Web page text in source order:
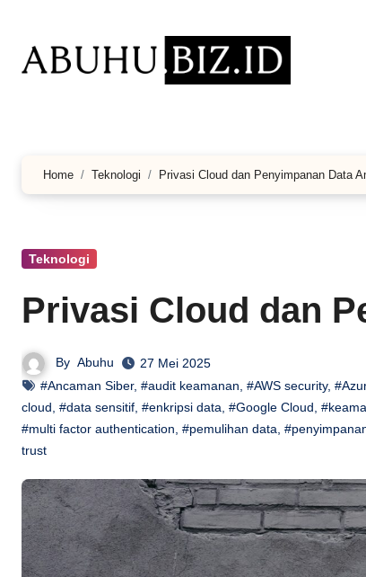
konten
Home Teknologi Privasi Cloud dan Penyimpanan Data
Teknologi
Privasi Cloud dan
By Abuhu
27 Mei 2025
#Ancaman Siber, #audit keamanan #AWS security,
cloud #data sensitif #enkripsi data #Google Cloud
#multi factor authentication #pemulihan data
trust